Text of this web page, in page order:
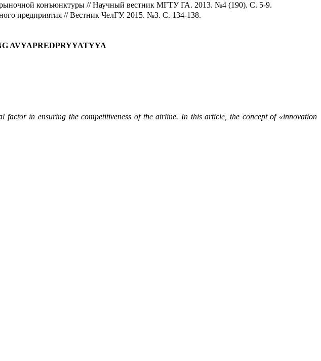
рыночной конъюнктуры // Научный вестник МГТУ ГА. 2013. №4 (190). С. 5-9.
предприятия // Вестник ЧелГУ. 2015. №3. С. 134-138.
AVYAPREDPRYYATYYA
factor in ensuring the competitiveness of the airline. In this article, the concept of «innovation